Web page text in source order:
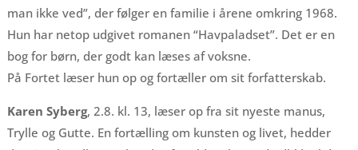
man ikke ved”, der følger en familie i årene omkring 1968.
Hun har netop udgivet romanen “Havpaladset”. Det er en
bog for børn, der godt kan læses af voksne.
På Fortet læser hun op og fortæller om sit forfatterskab.
Karen Syberg, 2.8. kl. 13, læser op fra sit nyeste manus,
Trylle og Gutte. En fortælling om kunsten og livet, hedder